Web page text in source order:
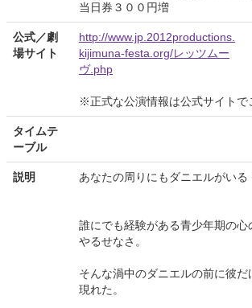
当日券３００円増
公式／劇
場サイト
http://www.jp.2012productions.
kijimuna-festa.org/レッツムー
ヴ.php
※正式な公演情報は公式サイトで
タイムテ
ーブル
説明 あなたの周りにもダニエルがいる
誰にでも経験がある青少年期の心
やるせなさ。
そんな渦中のダニエルの前に彼
現れた。